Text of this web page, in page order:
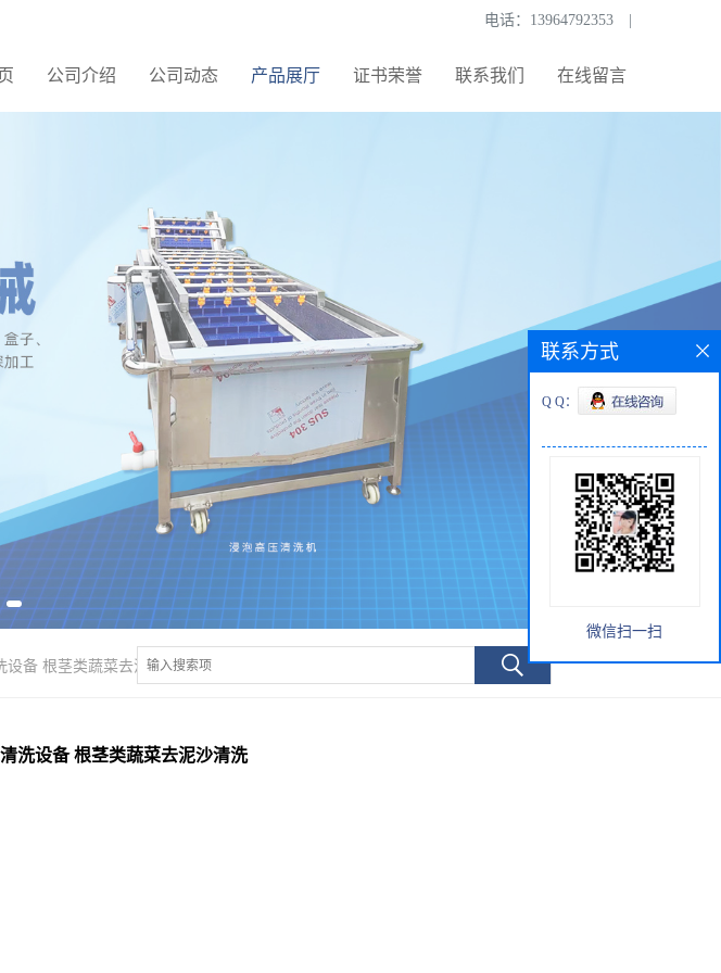
电话： 13964792353
公司介绍 公司动态 产品展厅 证书荣誉 联系我们 在线留言
设备 根茎类蔬菜去泥沙清洗
洗设备 根茎类蔬菜去泥沙清洗
联系方式
Q Q：
微信扫一扫